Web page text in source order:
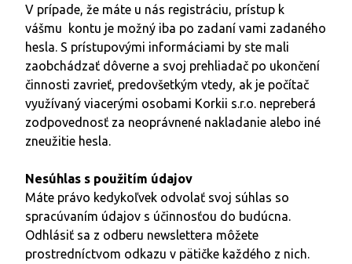
V prípade, že máte u nás registráciu, prístup k
vášmu kontu je možný iba po zadaní vami zadaného
hesla. S prístupovými informáciami by ste mali
zaobchádzať dôverne a svoj prehliadač po ukončení
činnosti zavrieť, predovšetkým vtedy, ak je počítač
využívaný viacerými osobami Korkii s.r.o. nepreberá
zodpovednosť za neoprávnené nakladanie alebo iné
zneužitie hesla.
Nesúhlas s použitím údajov
Máte právo kedykoľvek odvolať svoj súhlas so
spracúvaním údajov s účinnosťou do budúcna.
Odhlásiť sa z odberu newslettera môžete
prostredníctvom odkazu v pätičke každého z nich.